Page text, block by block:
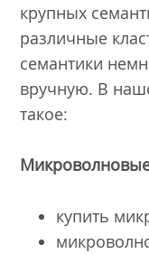
крупных
различные
семантики
вручную. В
такое:
купить